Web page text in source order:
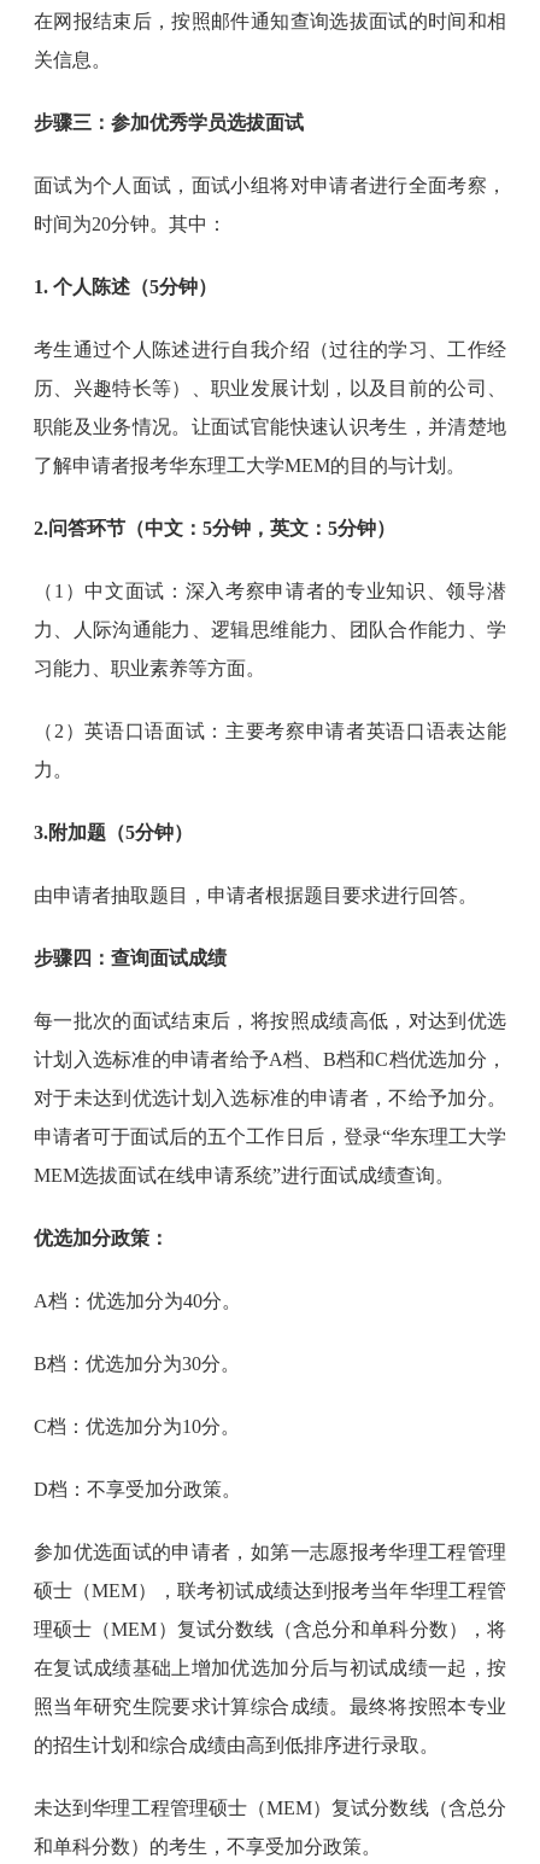
在网报结束后，按照邮件通知查询选拔面试的时间和相
关信息。
步骤三：参加优秀学员选拔面试
面试为个人面试，面试小组将对申请者进行全面考察，
时间为20分钟。其中：
1. 个人陈述（5分钟）
考生通过个人陈述进行自我介绍（过往的学习、工作经
历、兴趣特长等）、职业发展计划，以及目前的公司、
职能及业务情况。让面试官能快速认识考生，并清楚地
了解申请者报考华东理工大学MEM的目的与计划。
2.问答环节（中文：5分钟，英文：5分钟）
（1）中文面试：深入考察申请者的专业知识、领导潜
力、人际沟通能力、逻辑思维能力、团队合作能力、学
习能力、职业素养等方面。
（2）英语口语面试：主要考察申请者英语口语表达能
力。
3.附加题（5分钟）
由申请者抽取题目，申请者根据题目要求进行回答。
步骤四：查询面试成绩
每一批次的面试结束后，将按照成绩高低，对达到优选
计划入选标准的申请者给予A档、B档和C档优选加分，
对于未达到优选计划入选标准的申请者，不给予加分。
申请者可于面试后的五个工作日后，登录“华东理工大学
MEM选拔面试在线申请系统”进行面试成绩查询。
优选加分政策：
A档：优选加分为40分。
B档：优选加分为30分。
C档：优选加分为10分。
D档：不享受加分政策。
参加优选面试的申请者，如第一志愿报考华理工程管理
硕士（MEM），联考初试成绩达到报考当年华理工程管
理硕士（MEM）复试分数线（含总分和单科分数），将
在复试成绩基础上增加优选加分后与初试成绩一起，按
照当年研究生院要求计算综合成绩。最终将按照本专业
的招生计划和综合成绩由高到低排序进行录取。
未达到华理工程管理硕士（MEM）复试分数线（含总分
和单科分数）的考生，不享受加分政策。